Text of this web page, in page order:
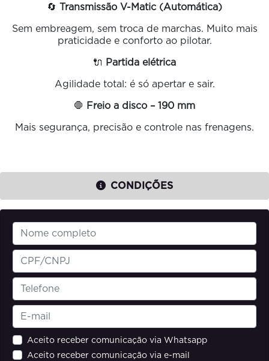
🔄 Transmissão V-Matic (Automática)
Sem embreagem, sem troca de marchas. Muito mais
praticidade e conforto ao pilotar.
🔌 Partida elétrica
Agilidade total: é só apertar e sair.
🛑 Freio a disco – 190 mm
Mais segurança, precisão e controle nas frenagens.
CONDIÇÕES
Aceito receber comunicação via Whatsapp
Aceito receber comunicação via e-mail